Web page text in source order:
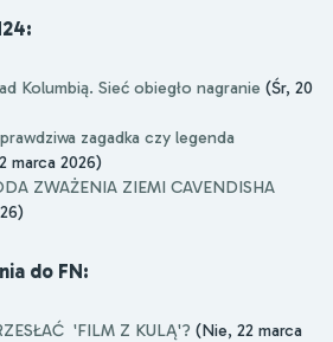
Kolumbią. Sieć obiegło nagranie (Śr, 20
zagadka czy legenda
marca 2026)
ZWAŻENIA ZIEMI CAVENDISHA
do FN:
'FILM Z KULĄ'? (Nie, 22 marca